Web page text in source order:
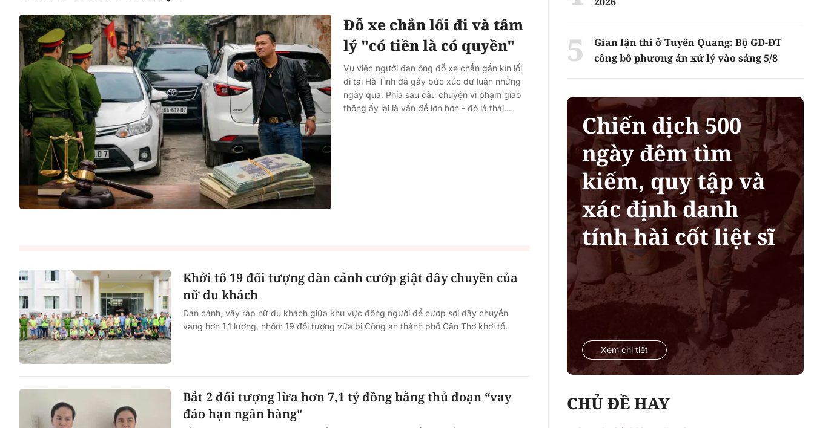
Đỗ xe chắn lối đi và tâm
lý "có tiền là có quyền"
Vụ việc người đàn ông đỗ xe chắn gần kín lối
đi tại Hà Tĩnh đã gây bức xúc dư luận những
ngày qua. Phía sau câu chuyện vi phạm giao
thông ấy lại là vấn đề lớn hơn - đó là thái...
Khởi tố 19 đối tượng dàn cảnh cướp giật dây chuyền của
nữ du khách
Dàn cảnh, vây ráp nữ du khách giữa khu vực đông người để cướp sợi dây chuyền
vàng hơn 1,1 lượng, nhóm 19 đối tượng vừa bị Công an thành phố Cần Thơ khởi tố.
Bắt 2 đối tượng lừa hơn 7,1 tỷ đồng bằng thủ đoạn “vay
đáo hạn ngân hàng"
Gian lận thi ở Tuyên Quang: Bộ GD-ĐT
công bố phương án xử lý vào sáng 5/8
Chiến dịch 500
ngày đêm tìm
kiếm, quy tập và
xác định danh
tính hài cốt liệt sĩ
Xem chi tiết
CHỦ ĐỀ HAY